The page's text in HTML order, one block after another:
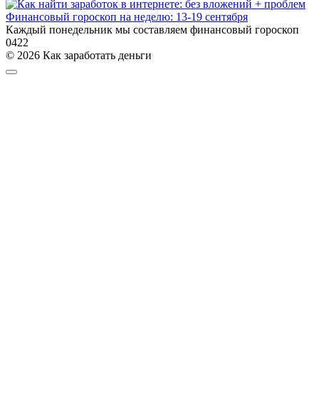
Финансовый гороскоп на неделю: 13-19 сентября
Каждый понедельник мы составляем финансовый гороскоп
0422
© 2026 Как заработать деньги